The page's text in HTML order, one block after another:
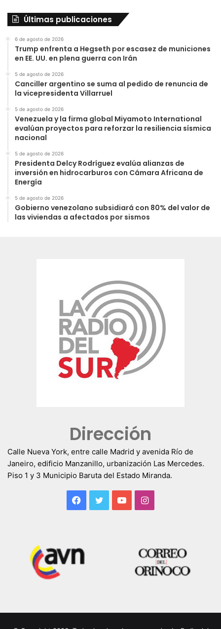
Últimas publicaciones
6 de agosto de 2026
Trump enfrenta a Hegseth por escasez de municiones
en EE. UU. en plena guerra con Irán
5 de agosto de 2026
Canciller argentino se suma al pedido de renuncia de
la vicepresidenta Villarruel
5 de agosto de 2026
Venezuela y la firma global Miyamoto International
evalúan proyectos para reforzar la resiliencia sísmica
nacional
5 de agosto de 2026
Presidenta Delcy Rodríguez evalúa alianzas de
inversión en hidrocarburos con Cámara Africana de
Energía
5 de agosto de 2026
Gobierno venezolano subsidiará con 80% del valor de
las viviendas a afectados por sismos
Dirección
Calle Nueva York, entre calle Madrid y avenida Río de
Janeiro, edificio Manzanillo, urbanización Las Mercedes.
Piso 1 y 3 Municipio Baruta del Estado Miranda.
Facebook
TwitterYouTubeInstagram